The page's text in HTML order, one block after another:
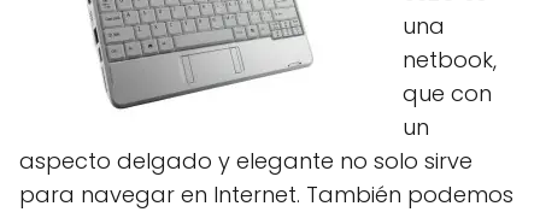
una
netbook,
que con
un
aspecto delgado y elegante no solo sirve
para navegar en Internet. También podemos